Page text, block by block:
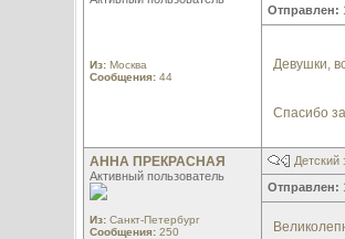
Из:Москва
Сообщения:44
Отправлен:
Девушки,
Спасибо
АННА ПРЕКРАСНАЯ
Активный пользователь
Из:Санкт-Петербург
Сообщения:250
Отправлен: